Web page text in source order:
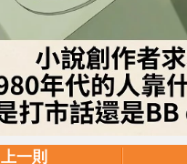
上一則